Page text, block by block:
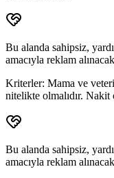
Bu alanda sahipsiz,
amacıyla reklam
Kriterler: Mama ve
nitelikte olmalıdır. Nakit
Bu alanda sahipsiz,
amacıyla reklam